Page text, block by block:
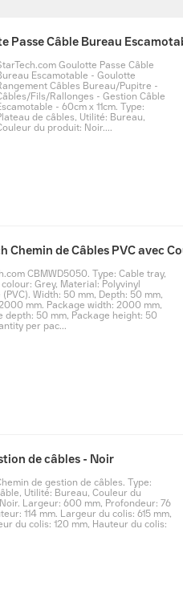
Goulotte Passe Câble
Escamotable - Goulotte
Câbles Bureau/Pupitre -
Fils/Rallonges - Gestion Câble
- 60cm x 11cm. Type:
de câbles, Utilité: Bureau,
du produit: Noir....
CBMWD5050. Type: Cable tray,
Grey, Material: Polyvinyl
Width: 50 mm, Depth: 50 mm,
mm. Package width: 2000 mm,
depth: 50 mm, Package height: 50
per pac...
de câbles - Noir
de gestion de câbles. Type:
Utilité: Bureau, Couleur du
Largeur: 600 mm, Profondeur: 76
114 mm. Largeur du colis: 615 mm,
du colis: 120 mm, Hauteur du colis: